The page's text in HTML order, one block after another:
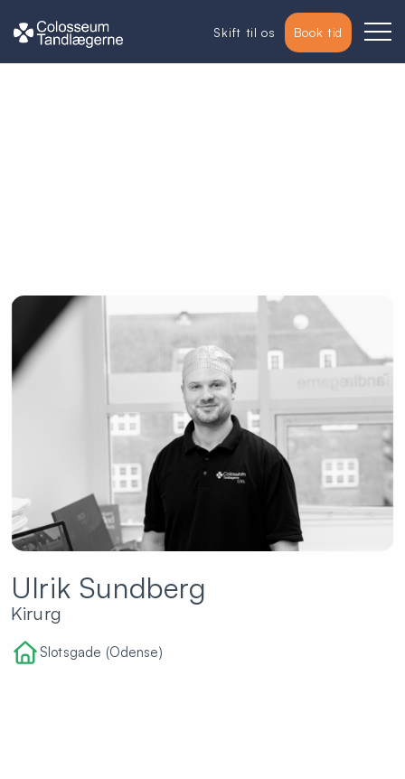
Ulrik Sundberg
Kirurg
Slotsgade (Odense)
Skift til os Book tid